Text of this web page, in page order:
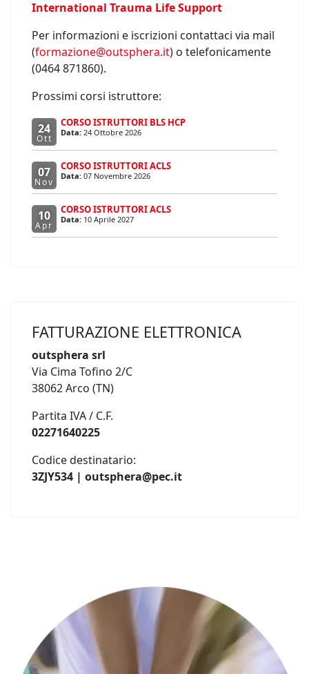
International Trauma Life Support
Per informazioni e iscrizioni contattaci via mail
(formazione@outsphera.it) o telefonicamente
(0464 871860).
Prossimi corsi istruttore:
24
Ott
CORSO ISTRUTTORI BLS HCP
Data: 24 Ottobre 2026
07
Nov
CORSO ISTRUTTORI ACLS
Data: 07 Novembre 2026
10
Apr
CORSO ISTRUTTORI ACLS
Data: 10 Aprile 2027
FATTURAZIONE ELETTRONICA
outsphera srl
Via Cima Tofino 2/C
38062 Arco (TN)
Partita IVA / C.F.
02271640225
Codice destinatario:
3ZJY534 | outsphera@pec.it